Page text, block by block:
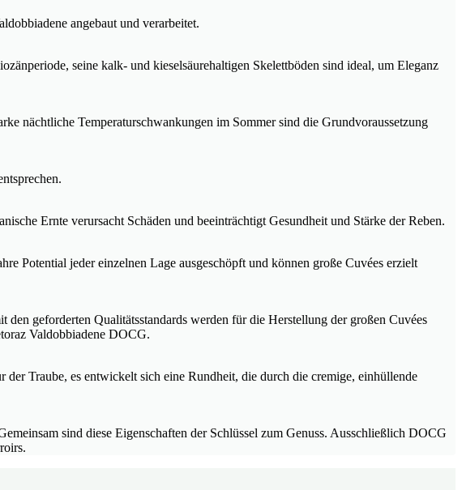
angebaut und verarbeitet.
seine kalk- und kieselsäurehaltigen Skelettböden sind ideal, um Eleganz
nächtliche Temperaturschwankungen im Sommer sind die Grundvoraussetzung
Ernte verursacht Schäden und beeinträchtigt Gesundheit und Stärke der Reben.
Potential jeder einzelnen Lage ausgeschöpft und können große Cuvées erzielt
geforderten Qualitätsstandards werden für die Herstellung der großen Cuvées
Valdobbiadene DOCG.
Traube, es entwickelt sich eine Rundheit, die durch die cremige, einhüllende
sind diese Eigenschaften der Schlüssel zum Genuss. Ausschließlich DOCG